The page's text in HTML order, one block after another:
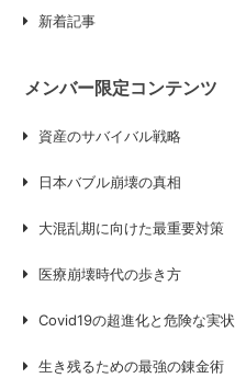
新着記事
メンバー限定コンテンツ
資産のサバイバル戦略
日本バブル崩壊の真相
大混乱期に向けた最重要対策
医療崩壊時代の歩き方
Covid19の超進化と危険な実状
生き残るための最強の錬金術